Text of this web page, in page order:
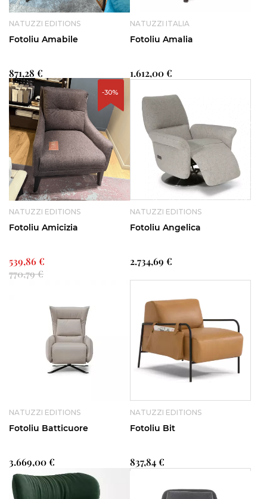
NATUZZI EDITIONS
Fotoliu Amabile
871,28 €
NATUZZI ITALIA
Fotoliu Amalia
1.612,00 €
-30%
NATUZZI EDITIONS
Fotoliu Amicizia
770,79 €
539,86 €
NATUZZI EDITIONS
Fotoliu Angelica
2.734,69 €
NATUZZI EDITIONS
Fotoliu Batticuore
3.669,00 €
NATUZZI EDITIONS
Fotoliu Bit
837,84 €